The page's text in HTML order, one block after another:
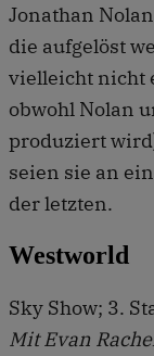
Jonathan
die aufgelöst
vielleicht nicht
obwohl Nolan
produziert
seien sie an
der letzten.
Westworld
Sky Show; 3.
Mit Evan